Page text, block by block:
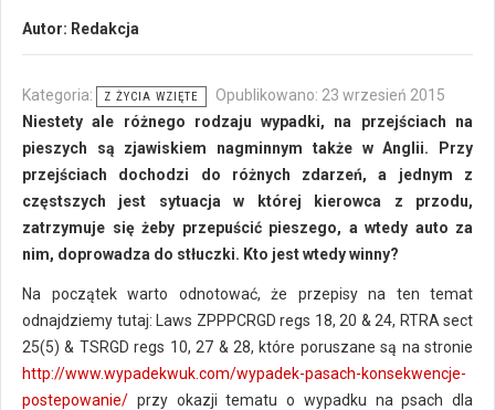
Autor: Redakcja
Kategoria: Z ŻYCIA WZIĘTE
Opublikowano: 23 wrzesień 2015
Niestety ale różnego rodzaju wypadki, na przejściach na
pieszych są zjawiskiem nagminnym także w Anglii. Przy
przejściach dochodzi do różnych zdarzeń, a jednym z
częstszych jest sytuacja w której kierowca z przodu,
zatrzymuje się żeby przepuścić pieszego, a wtedy auto za
nim, doprowadza do stłuczki. Kto jest wtedy winny?
Na początek warto odnotować, że przepisy na ten temat
odnajdziemy tutaj: Laws ZPPPCRGD regs 18, 20 & 24, RTRA sect
25(5) & TSRGD regs 10, 27 & 28, które poruszane są na stronie
http://www.wypadekwuk.com/wypadek-pasach-konsekwencje-
postepowanie/ przy okazji tematu o wypadku na psach dla